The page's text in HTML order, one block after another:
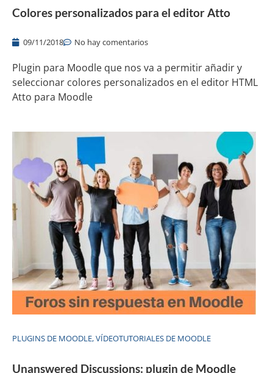
Colores personalizados para el editor Atto
09/11/2018 No hay comentarios
Plugin para Moodle que nos va a permitir añadir y
seleccionar colores personalizados en el editor HTML
Atto para Moodle
PLUGINS DE MOODLE,VÍDEOTUTORIALES DE MOODLE
Unanswered Discussions: plugin de Moodle